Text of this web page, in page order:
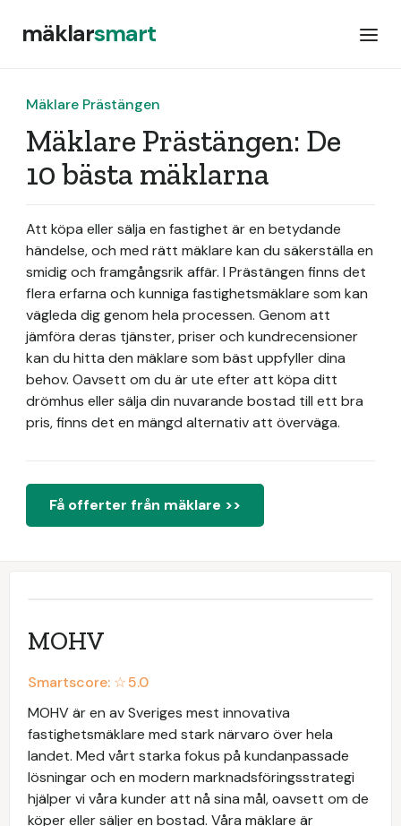
mäklarsmart
Mäklare Prästängen
Mäklare Prästängen: De
10 bästa mäklarna
Att köpa eller sälja en fastighet är en betydande
händelse, och med rätt mäklare kan du säkerställa en
smidig och framgångsrik affär. I Prästängen finns det
flera erfarna och kunniga fastighetsmäklare som kan
vägleda dig genom hela processen. Genom att
jämföra deras tjänster, priser och kundrecensioner
kan du hitta den mäklare som bäst uppfyller dina
behov. Oavsett om du är ute efter att köpa ditt
drömhus eller sälja din nuvarande bostad till ett bra
pris, finns det en mängd alternativ att överväga.
Få offerter från mäklare >>
MOHV
Smartscore: ☆5.0
MOHV är en av Sveriges mest innovativa
fastighetsmäklare med stark närvaro över hela
landet. Med vårt starka fokus på kundanpassade
lösningar och en modern marknadsföringsstrategi
hjälper vi våra kunder att nå sina mål, oavsett om de
köper eller säljer en bostad. Våra mäklare är